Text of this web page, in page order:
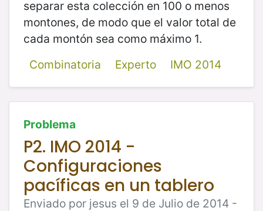
separar esta colección en 100 o menos
montones, de modo que el valor total de
cada montón sea como máximo 1.
Combinatoria
Experto IMO 2014
Problema
P2. IMO 2014 -
Configuraciones
pacíficas en un tablero
Enviado por jesus el 9 de Julio de 2014 -